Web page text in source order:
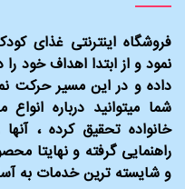
نمود و از ابتدا اهداف خود
داده و در این مسیر حرکت
شما میتوانید درباره
خانواده تحقیق کرده ،
راهنمایی گرفته و نهایتا
و شایسته ترین خدمات به